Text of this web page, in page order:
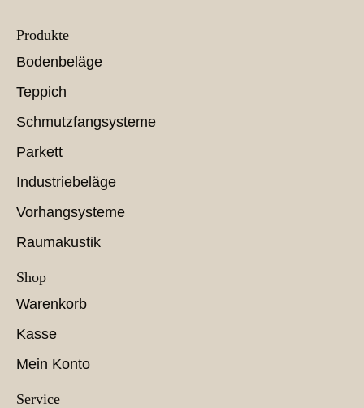
Produkte
Bodenbeläge
Teppich
Schmutzfangsysteme
Parkett
Industriebeläge
Vorhangsysteme
Raumakustik
Shop
Warenkorb
Kasse
Mein Konto
Service